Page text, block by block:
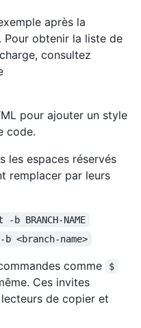
après la
Pour obtenir la liste de
consultez
pour ajouter un style
code.
les espaces réservés
remplacer par leurs
BRANCH-NAME
<branch-name>
comme $
Ces invites
de copier et